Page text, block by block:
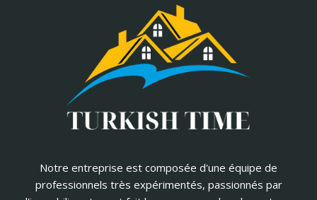
Notre entreprise est composée d'une équipe de
professionnels très expérimentés, passionnés par